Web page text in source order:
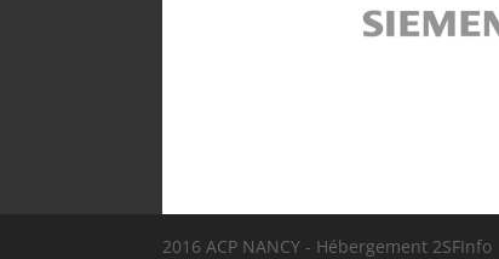
2016 ACP NANCY - Hébergement 2SFInfo